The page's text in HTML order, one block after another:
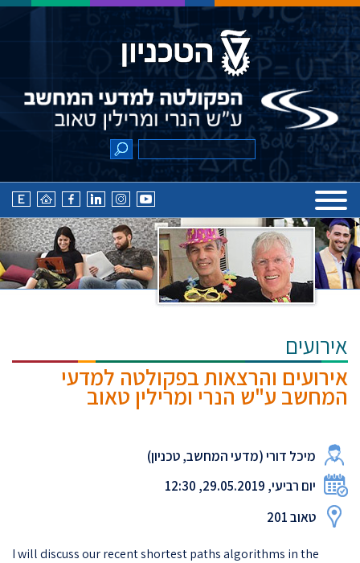
אירועים
אירועים והרצאות בפקולטה למדעי
המחשב ע"ש הנרי ומרילין טאוב
מיכל דורי (מדעי המחשב, טכניון)
יום רביעי, 29.05.2019, 12:30
טאוב 201
I will discuss our recent shortest paths algorithms in the